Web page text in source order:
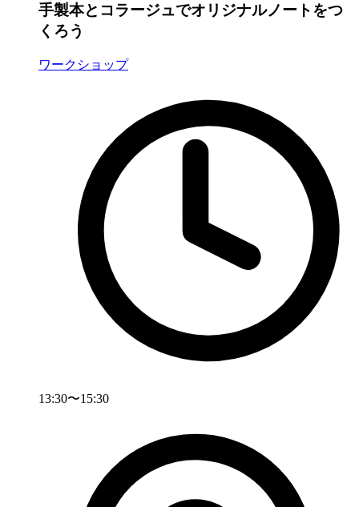
手製本とコラージュでオリジナルノートをつ
くろう
ワークショップ
13:30〜15:30